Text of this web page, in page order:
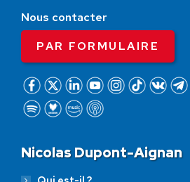
Nous contacter
PAR FORMULAIRE
Nicolas Dupont-Aignan